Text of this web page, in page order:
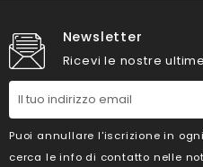
Newsletter
Ricevi le nostre
Puoi annullare l'iscrizione in
cerca le info di contatto nelle